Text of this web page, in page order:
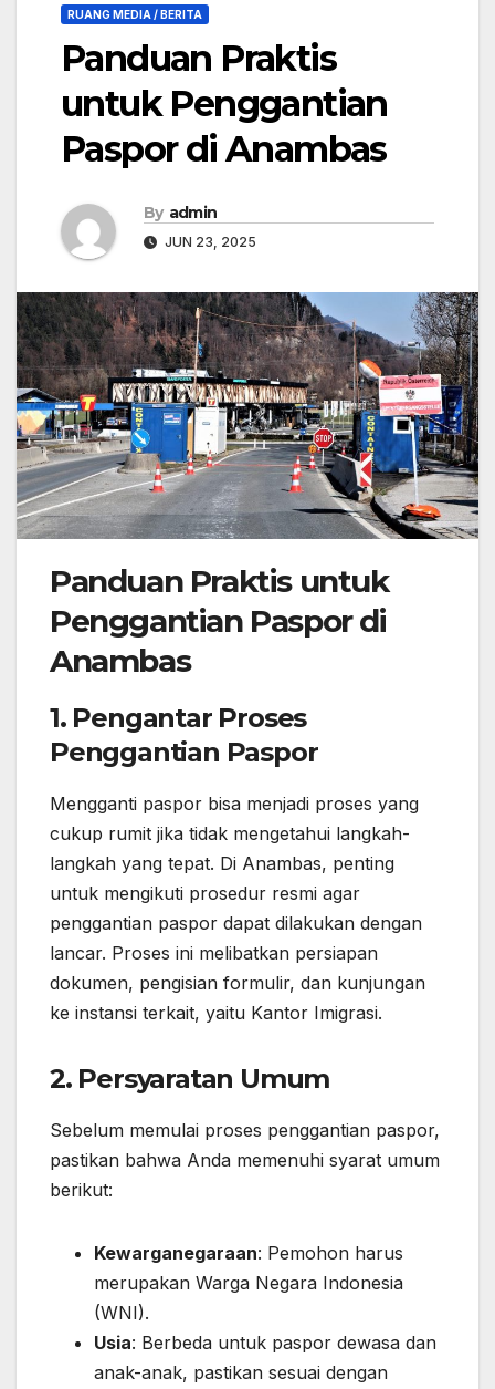
RUANG MEDIA / BERITA
Panduan Praktis
untuk Penggantian
Paspor di Anambas
By admin
JUN 23, 2025
Panduan Praktis untuk
Penggantian Paspor di
Anambas
1. Pengantar Proses
Penggantian Paspor
Mengganti paspor bisa menjadi proses yang
cukup rumit jika tidak mengetahui langkah-
langkah yang tepat. Di Anambas, penting
untuk mengikuti prosedur resmi agar
penggantian paspor dapat dilakukan dengan
lancar. Proses ini melibatkan persiapan
dokumen, pengisian formulir, dan kunjungan
ke instansi terkait, yaitu Kantor Imigrasi.
2. Persyaratan Umum
Sebelum memulai proses penggantian paspor,
pastikan bahwa Anda memenuhi syarat umum
berikut:
Kewarganegaraan: Pemohon harus
merupakan Warga Negara Indonesia
(WNI).
Usia: Berbeda untuk paspor dewasa dan
anak-anak, pastikan sesuai dengan